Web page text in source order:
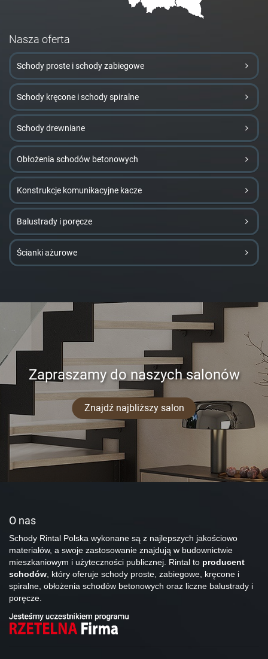
Nasza oferta
Schody proste i schody zabiegowe
Schody kręcone i schody spiralne
Schody drewniane
Obłożenia schodów betonowych
Konstrukcje komunikacyjne kacze
Balustrady i poręcze
Ścianki ażurowe
Zapraszamy do naszych salonów
Znajdź najbliższy salon
O nas
Schody Rintal Polska wykonane są z najlepszych jakościowo
materiałów, a swoje zastosowanie znajdują w budownictwie
mieszkaniowym i użyteczności publicznej. Rintal to producent
schodów, który oferuje schody proste, zabiegowe, kręcone i
spiralne, obłożenia schodów betonowych oraz liczne balustrady i
poręcze.